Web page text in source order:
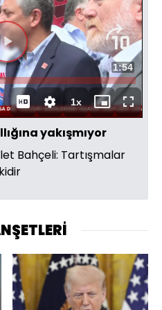
Videoyu
Oynat
Toplam
Süre
1:54
1xOynatma
Hızı
Mini
oynatıcı
Tam
Ekran
yakışmıyor
Bahçeli: Tartışmalar